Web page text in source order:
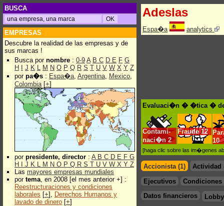
BUSCA
EMPRESAS
Descubre la realidad de las empresas y de
sus marcas !
Busca por nombre : 0-9 A B C D E F G
H
J K L M N O P Q R S T U V W X Y Z
por pa�s : Espa�a, Argentina, Mexico,
Colombia[+]
por presidente, director : A B C D E F G
H
J K L M N O P Q R S T U V W X Y Z
Las mayores empresas mundiales
por tema, en 2008 [el mes anterior +] :
Reestructuraciones y condiciones
laborales [+], Derechos Humanos y
lavado de dinero [+]
Adeslas
Espa�a analytics
Evaluaci�n � �tica �
Contami-
naci�n 2
Fraude 12
10
[haga clic sobre las im�genes
Accionista (1)
Actividad
Ejecutivos
Condiciones
Datos financieros